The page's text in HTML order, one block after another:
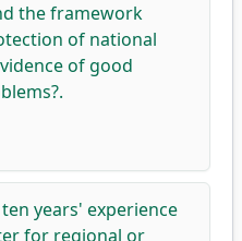
the framework
of national
of good
years' experience
for regional or